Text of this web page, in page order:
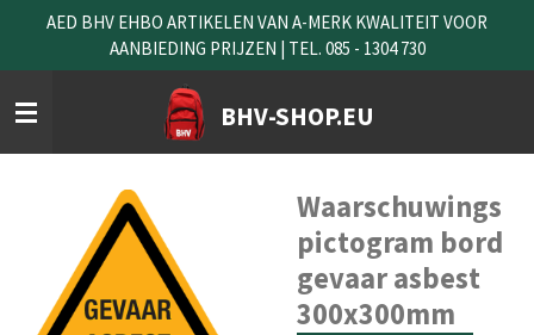
naar
de
hoofdinhoud
BHV-SHOP.EU
AED BHV EHBO ARTIKELEN VAN A-MERK KWALITEIT VOOR
AANBIEDING PRIJZEN | TEL. 085 - 1304 730
Waarschuwings
pictogram bord
gevaar asbest
300x300mm